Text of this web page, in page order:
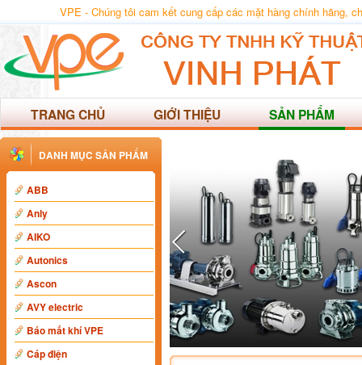
VPE - Chúng tôi cam kết cung cấp các mặt hàng chính hãng,
TRANG CHỦ GIỚI THIỆU SẢN PHẨM
DANH MỤC SẢN PHẨM
ABB
Anly
AIKO
Autonics
Ascon
AVY electric
Báo mất khí VPE
Cáp điện